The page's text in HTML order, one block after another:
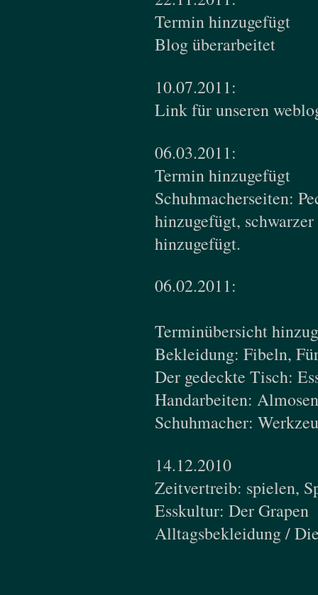
Termin hinzugefügt
Blog überarbeitet
10.07.2011:
Link für unseren
06.03.2011:
Termin hinzugefügt
Schuhmacherseiten:
hinzugefügt,
hinzugefügt.
06.02.2011:
Terminübersicht
Bekleidung: Fibeln,
Der gedeckte Tisch:
Handarbeiten:
Schuhmacher:
14.12.2010
Zeitvertreib: spielen,
Esskultur: Der Grapen
Alltagsbekleidung /